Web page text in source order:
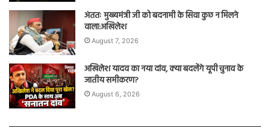
अंततः मुख्यमंत्री जी को बदनामी के सिवा कुछ न मिलने
वाला:अखिलेश
August 7, 2026
अखिलेश यादव का नया दांव, क्या बदलेंगे यूपी चुनाव के
जातीय समीकरण?
August 6, 2026